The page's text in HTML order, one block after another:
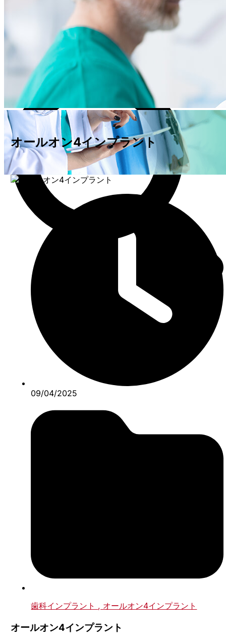
オールオン4インプラント
09/04/2025
歯科インプラント , オールオン4インプラント
オールオン4インプラント